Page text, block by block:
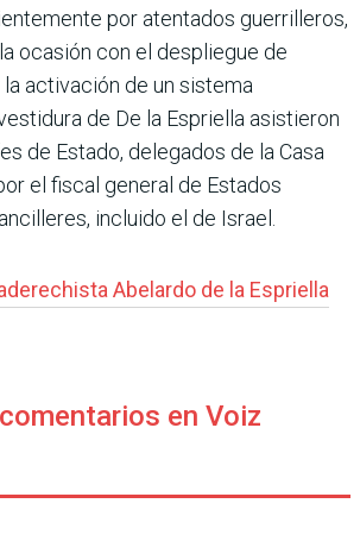
por atentados guerrilleros,
ocasión con el despliegue de
activación de un sistema
de De la Esprie­lla asistieron
de Estado, delegados de la Casa
el fiscal general de Estados
incluido el de Israel.
Abe­lardo de la Espriella
en Voiz